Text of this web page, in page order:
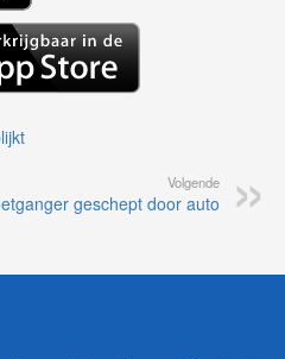
Volgende
geschept door auto